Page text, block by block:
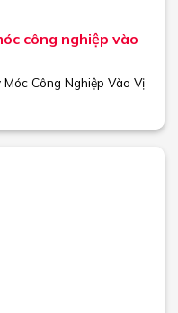
công nghiệp vào
Công Nghiệp Vào Vị